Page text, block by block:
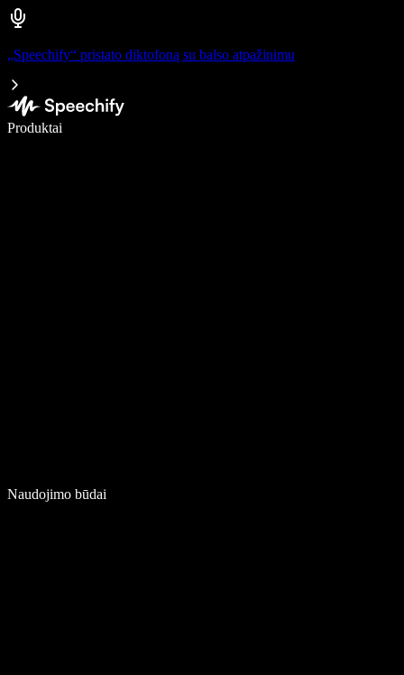
„Speechify“ pristato diktofoną su balso atpažinimu
Produktai
Rašykite 5× greičiau naudodami diktavimą balsu
Naudojimo būdai